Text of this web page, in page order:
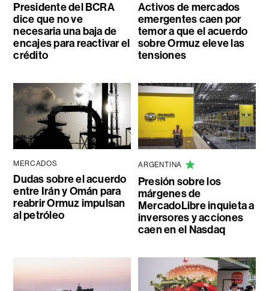
Presidente del BCRA
dice que no ve
necesaria una baja de
encajes para reactivar el
crédito
Activos de mercados
emergentes caen por
temor a que el acuerdo
sobre Ormuz eleve las
tensiones
MERCADOS
Dudas sobre el acuerdo
entre Irán y Omán para
reabrir Ormuz impulsan
al petróleo
ARGENTINA
Presión sobre los
márgenes de
MercadoLibre inquieta a
inversores y acciones
caen en el Nasdaq